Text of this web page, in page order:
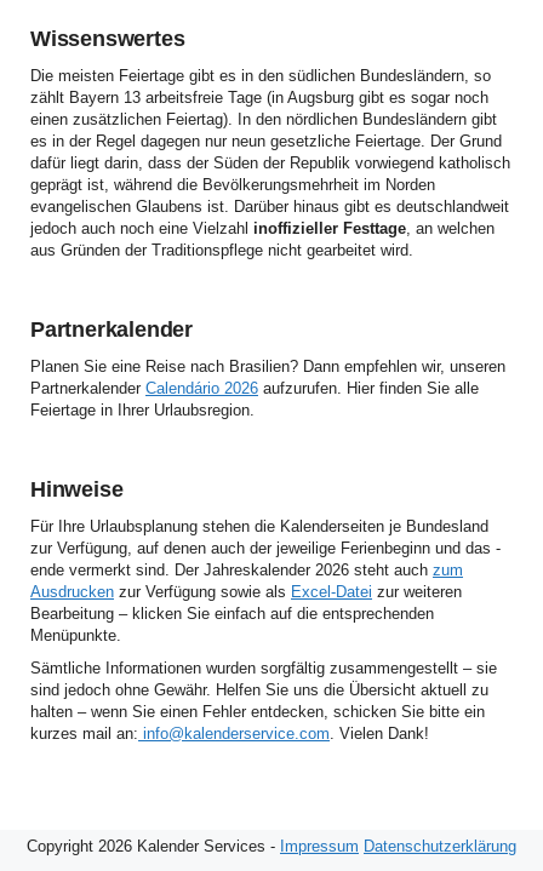
Wissenswertes
Die meisten Feiertage gibt es in den südlichen Bundesländern, so
zählt Bayern 13 arbeitsfreie Tage (in Augsburg gibt es sogar noch
einen zusätzlichen Feiertag). In den nördlichen Bundesländern gibt
es in der Regel dagegen nur neun gesetzliche Feiertage. Der Grund
dafür liegt darin, dass der Süden der Republik vorwiegend katholisch
geprägt ist, während die Bevölkerungsmehrheit im Norden
evangelischen Glaubens ist. Darüber hinaus gibt es deutschlandweit
jedoch auch noch eine Vielzahl inoffizieller Festtage , an welchen
aus Gründen der Traditionspflege nicht gearbeitet wird.
Partnerkalender
Planen Sie eine Reise nach Brasilien? Dann empfehlen wir, unseren
Partnerkalender Calendário 2026 aufzurufen. Hier finden Sie alle
Feiertage in Ihrer Urlaubsregion.
Hinweise
Für Ihre Urlaubsplanung stehen die Kalenderseiten je Bundesland
zur Verfügung, auf denen auch der jeweilige Ferienbeginn und das -
ende vermerkt sind. Der Jahreskalender 2026 steht auch zum
Ausdrucken zur Verfügung sowie als Excel-Datei zur weiteren
Bearbeitung – klicken Sie einfach auf die entsprechenden
Menüpunkte.
Sämtliche Informationen wurden sorgfältig zusammengestellt – sie
sind jedoch ohne Gewähr. Helfen Sie uns die Übersicht aktuell zu
halten – wenn Sie einen Fehler entdecken, schicken Sie bitte ein
kurzes mail an: info@kalenderservice.com . Vielen Dank!
Copyright 2026 Kalender Services - Impressum Datenschutzerklärung